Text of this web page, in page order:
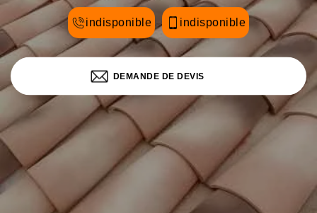
indisponible indisponible
DEMANDE DE DEVIS